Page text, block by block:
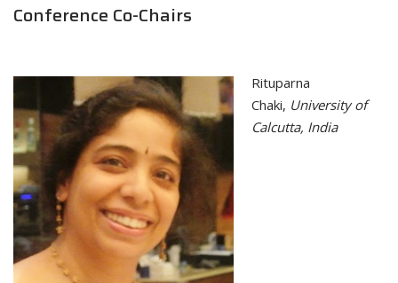
Conference Co-Chairs
Rituparna
Chaki, University of
Calcutta, India